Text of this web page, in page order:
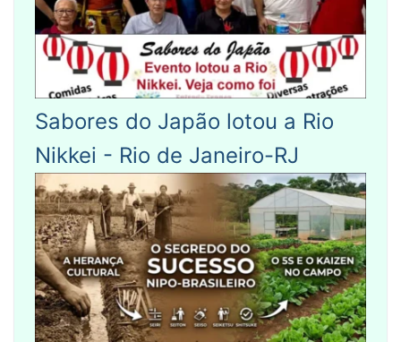
Sabores do Japão lotou a Rio
Nikkei - Rio de Janeiro-RJ